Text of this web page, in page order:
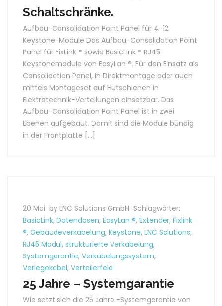
Schaltschränke.
Aufbau-Consolidation Point Panel für 4-12
Keystone-Module Das Aufbau-Consolidation Point
Panel für FixLink ® sowie BasicLink ® RJ45
Keystonemodule von EasyLan ®. Für den Einsatz als
Consolidation Panel, in Direktmontage oder auch
mittels Montageset auf Hutschienen in
Elektrotechnik-Verteilungen einsetzbar. Das
Aufbau-Consolidation Point Panel ist in zwei
Ebenen aufgebaut. Damit sind die Module bündig
in der Frontplatte […]
20 Mai by LNC Solutions GmbH Schlagwörter:
BasicLink, Datendosen, EasyLan ®, Extender, Fixlink
®, Gebäudeverkabelung, Keystone, LNC Solutions,
RJ45 Modul, strukturierte Verkabelung,
Systemgarantie, Verkabelungssystem,
Verlegekabel, Verteilerfeld
25 Jahre – Systemgarantie
Wie setzt sich die 25 Jahre -Systemgarantie von